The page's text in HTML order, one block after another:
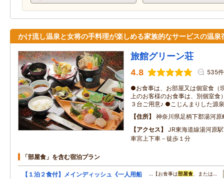
かけ流し温泉と女将の手料理が楽しめる家族的なサービスの温泉
旅館グリーン荘
4.8 535件
●お食事は、お部屋又は個室食（
上のお客様のお食事は、別個室
３台ご用意♪ ●こじんまりした源
住所
神奈川県足柄下郡湯河原
アクセス
JR東海道線湯河原
車宮上下車－徒歩１分
「部屋食」を含む宿泊プラン
【１泊２食付】メインディッシュ《一人用船
…【お食事は部屋食 、または…